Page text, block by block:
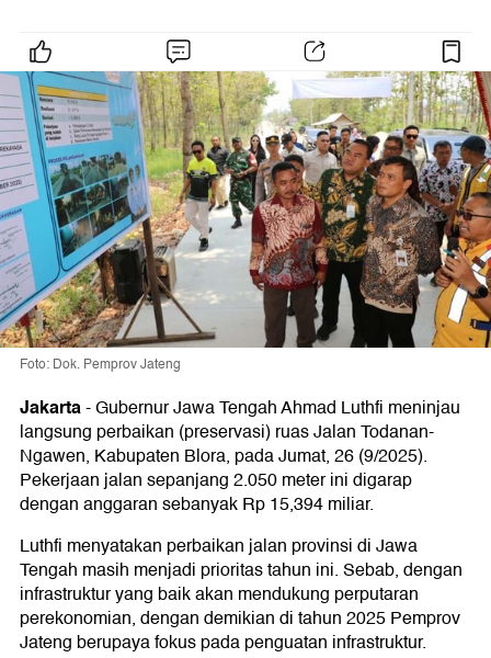
Foto: Dok. Pemprov Jateng
Jakarta-Gubernur Jawa Tengah Ahmad Luthfi meninjau
langsung perbaikan (preservasi) ruas Jalan Todanan-
Ngawen, Kabupaten Blora, pada Jumat, 26 (9/2025).
Pekerjaan jalan sepanjang 2.050 meter ini digarap
dengan anggaran sebanyak Rp 15,394 miliar.
Luthfi menyatakan perbaikan jalan provinsi di Jawa
Tengah masih menjadi prioritas tahun ini. Sebab, dengan
infrastruktur yang baik akan mendukung perputaran
perekonomian, dengan demikian di tahun 2025 Pemprov
Jateng berupaya fokus pada penguatan infrastruktur.